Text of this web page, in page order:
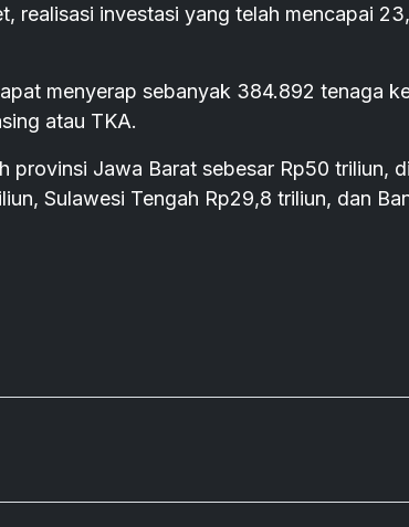
realisasi investasi yang telah mencapai
menyerap sebanyak 384.892 tenaga
atau TKA.
provinsi Jawa Barat sebesar Rp50 triliun,
Sulawesi Tengah Rp29,8 triliun, dan